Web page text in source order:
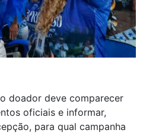
doador deve comparecer
oficiais e informar,
para qual campanha